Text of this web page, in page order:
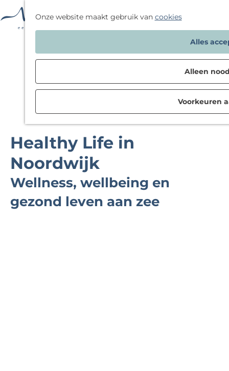
Onze website maakt gebruik van cookies
Alles
Alleen
Voorkeuren
a
v
o
r
i
e
t
e
Healthy Life in
Noordwijk
Wellness, wellbeing en
gezond leven aan zee